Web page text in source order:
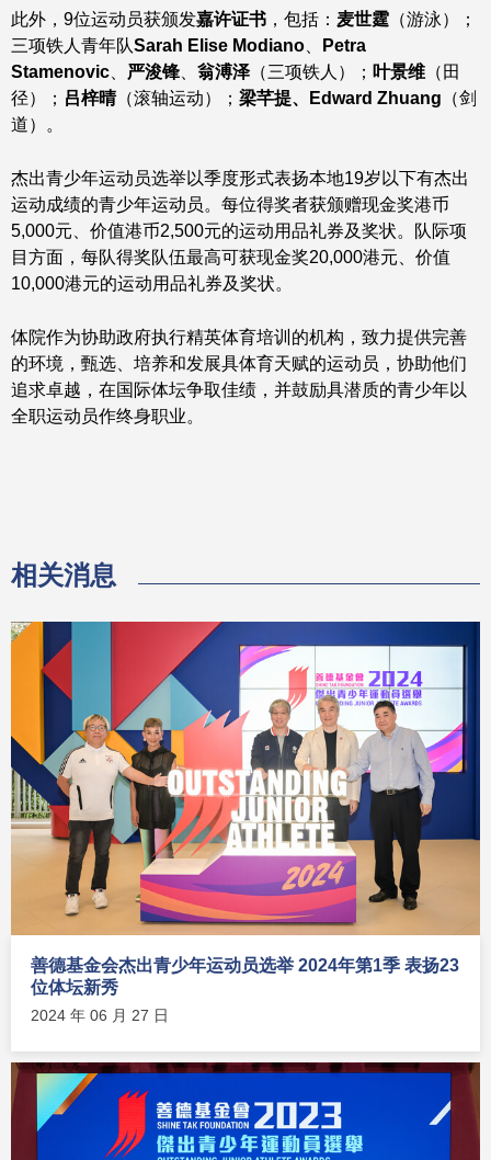
此外，9位运动员获颁发嘉许证书 ，包括： 麦世霆 （游泳）；
三项铁人青年队Sarah Elise Modiano
Petra
Stamenovic
严浚锋 翁溥泽（三项铁人）； 叶景维 （田
径）； 吕梓晴（滚轴运动）； 梁芊提、 Edward Zhuang （剑
道）。
杰出青少年运动员选举以季度形式表扬本地19岁以下有杰出
运动成绩的青少年运动员。每位得奖者获颁赠现金奖港币
5,000元、价值港币2,500元的运动用品礼券及奖状。队际项
目方面，每队得奖队伍最高可获现金奖20,000港元、价值
10,000港元的运动用品礼券及奖状。
体院作为协助政府执行精英体育培训的机构，致力提供完善
的环境，甄选、培养和发展具体育天赋的运动员，协助他们
追求卓越，在国际体坛争取佳绩，并鼓励具潜质的青少年以
全职运动员作终身职业。
相关消息
善德基金会杰出青少年运动员选举 2024年第1季 表扬23
位体坛新秀
2024 年 06 月 27 日